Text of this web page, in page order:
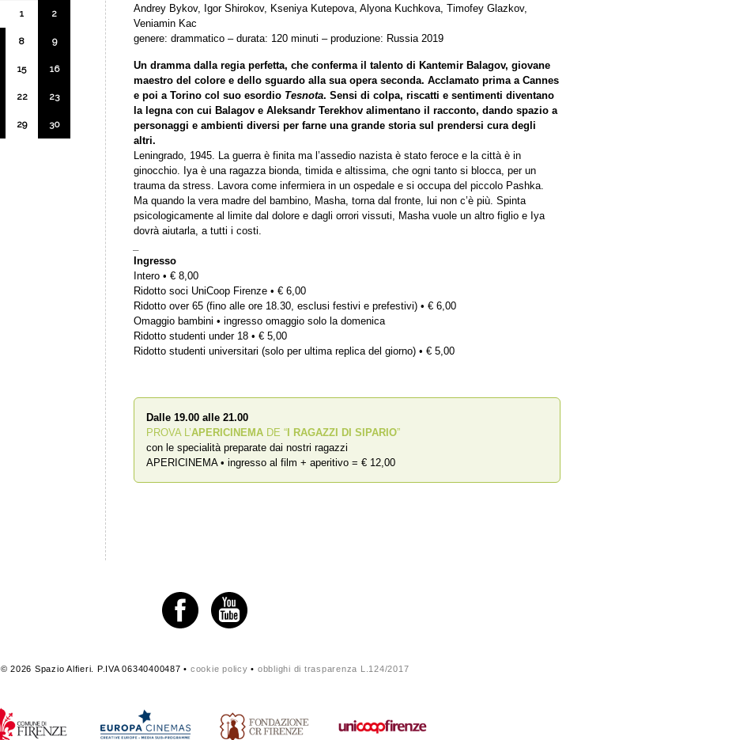
Andrey Bykov, Igor Shirokov, Kseniya Kutepova, Alyona Kuchkova, Timofey Glazkov,
Veniamin Kac
genere: drammatico – durata: 120 minuti – produzione: Russia 2019
Un dramma dalla regia perfetta, che conferma il talento di Kantemir Balagov, giovane
maestro del colore e dello sguardo alla sua opera seconda. Acclamato prima a Cannes
e poi a Torino col suo esordio Tesnota. Sensi di colpa, riscatti e sentimenti diventano
la legna con cui Balagov e Aleksandr Terekhov alimentano il racconto, dando spazio a
personaggi e ambienti diversi per farne una grande storia sul prendersi cura degli
altri.
Leningrado, 1945. La guerra è finita ma l’assedio nazista è stato feroce e la città è in
ginocchio. Iya è una ragazza bionda, timida e altissima, che ogni tanto si blocca, per un
trauma da stress. Lavora come infermiera in un ospedale e si occupa del piccolo Pashka.
Ma quando la vera madre del bambino, Masha, torna dal fronte, lui non c’è più. Spinta
psicologicamente al limite dal dolore e dagli orrori vissuti, Masha vuole un altro figlio e Iya
dovrà aiutarla, a tutti i costi.
Ingresso
Intero • € 8,00
Ridotto soci UniCoop Firenze • € 6,00
Ridotto over 65 (fino alle ore 18.30, esclusi festivi e prefestivi) • € 6,00
Omaggio bambini • ingresso omaggio solo la domenica
Ridotto studenti under 18 • € 5,00
Ridotto studenti universitari (solo per ultima replica del giorno) • € 5,00
Dalle 19.00 alle 21.00
PROVA L’APERICINEMA DE “ I RAGAZZI DI SIPARIO”
con le specialità preparate dai nostri ragazzi
APERICINEMA • ingresso al film + aperitivo = € 12,00
1 2
8 9
15 16
22 23
29 30
© 2026 Spazio Alfieri. P.IVA 06340400487 • cookie policy • obblighi di trasparenza L.124/2017